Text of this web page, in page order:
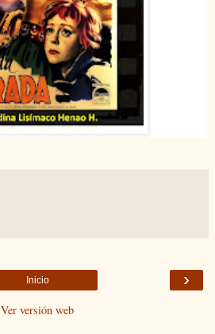
›
Inicio
Ver versión web